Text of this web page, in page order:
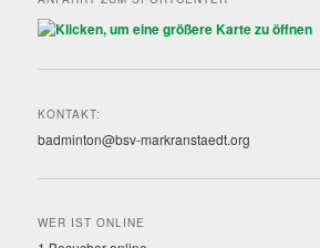
KONTAKT:
badminton@bsv-markranstaedt.org
WER IST ONLINE